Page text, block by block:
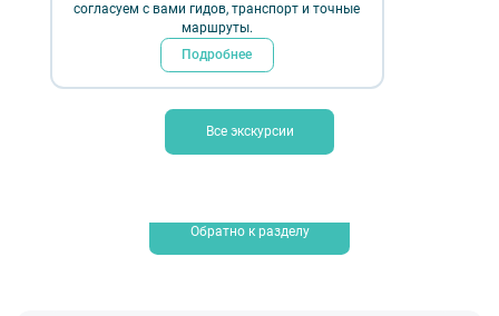
знатокам города
экскурсии «Прогулок»
Обратно к разделу
согласуем с вами гидов, транспорт и точные
маршруты.
Подробнее
Все экскурсии